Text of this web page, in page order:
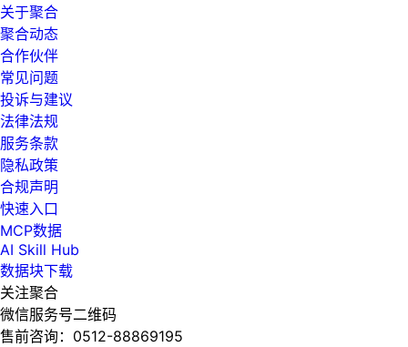
关于聚合
聚合动态
合作伙伴
常见问题
投诉与建议
法律法规
服务条款
隐私政策
合规声明
快速入口
MCP数据
AI Skill Hub
数据块下载
关注聚合
微信服务号二维码
售前咨询： 0512-88869195